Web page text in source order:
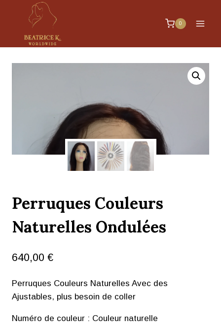
0
Perruques Couleurs
Naturelles Ondulées
640,00 €
Perruques Couleurs Naturelles Avec des
Ajustables, plus besoin de coller
Numéro de couleur : Couleur naturelle